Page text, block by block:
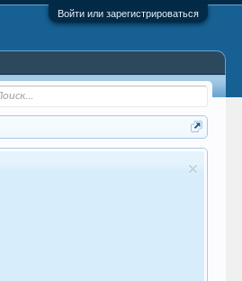
Войти или зарегистрироваться